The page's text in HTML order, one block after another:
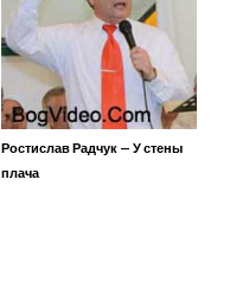
Ростислав Радчук — У стены
плача